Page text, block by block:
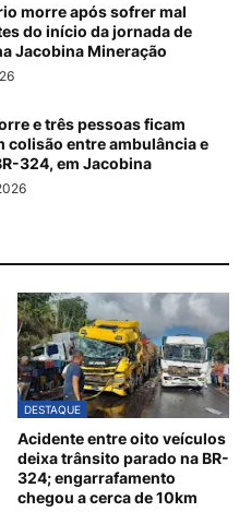
morre após sofrer mal
do início da jornada de
Jacobina Mineração
e três pessoas ficam
colisão entre ambulância e
324, em Jacobina
DESTAQUE
Acidente entre oito veículos
deixa trânsito parado na BR-
324; engarrafamento
chegou a cerca de 10km